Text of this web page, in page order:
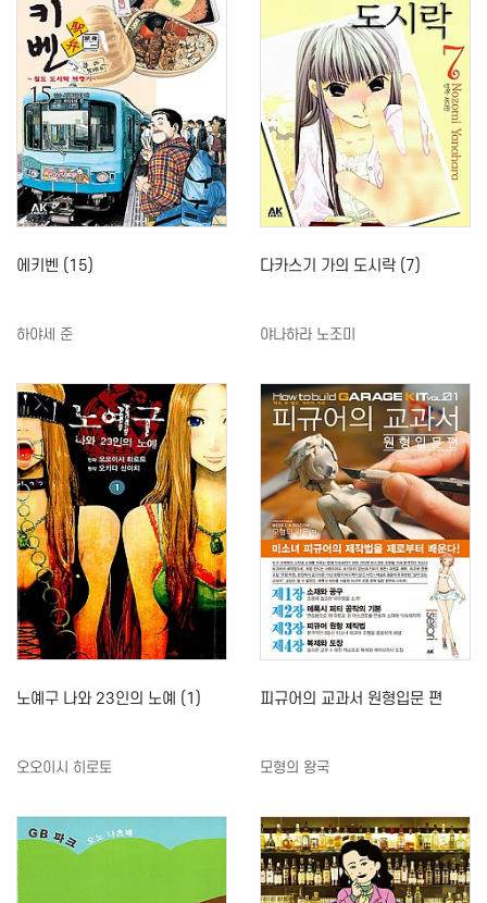
에키벤 (15)
하야세 준
다카스기 가의 도시락 (7)
야나하라 노조미
노예구 나와 23인의 노예 (1)
오오이시 히로토
피규어의 교과서 원형입문 편
모형의 왕국